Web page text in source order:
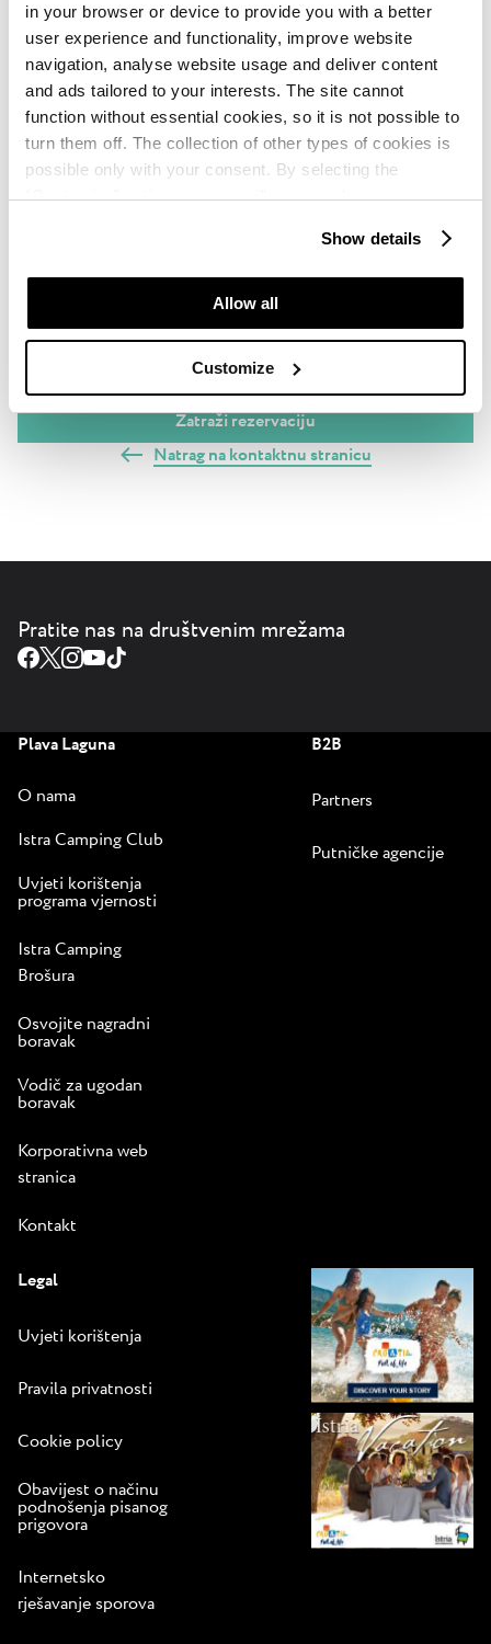
in your browser or device to provide you with a better
user experience and functionality, improve website
navigation, analyse website usage and deliver content
and ads tailored to your interests. The site cannot
function without essential cookies, so it is not possible to
turn them off. The collection of other types of cookies is
possible only with your consent. By selecting the
“Customise” option, a menu will appear where you can
which purposes we may process your data. You can
manage your “Details” selection in your browser at any
Show details
Allow all
Customize
Samac
Ostalo
Poruka
Osobni podaci obrađuju se u skladu s Politikom privatnosti,
ovdje.
Natrag na kontaktnu stranicu
Pratite nas na društvenim mrežama
Plava Laguna
O nama
Istra Camping Club
Uvjeti korištenja
programa vjernosti
Istra Camping
Brošura
Osvojite nagradni
boravak
Vodič za ugodan
boravak
Korporativna web
stranica
Kontakt
B2B
Partners
Putničke agencije
Legal
Uvjeti korištenja
Pravila privatnosti
Cookie policy
Obavijest o načinu
podnošenja pisanog
prigovora
Internetsko
rješavanje sporova